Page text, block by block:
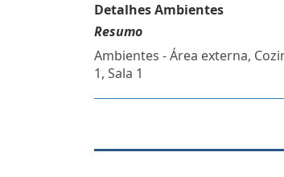
Detalhes Ambientes
Resumo
Ambientes - Área externa,
1, Sala 1